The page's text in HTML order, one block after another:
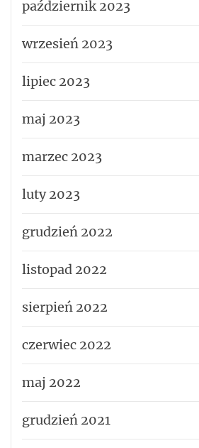
październik 2023
wrzesień 2023
lipiec 2023
maj 2023
marzec 2023
luty 2023
grudzień 2022
listopad 2022
sierpień 2022
czerwiec 2022
maj 2022
grudzień 2021